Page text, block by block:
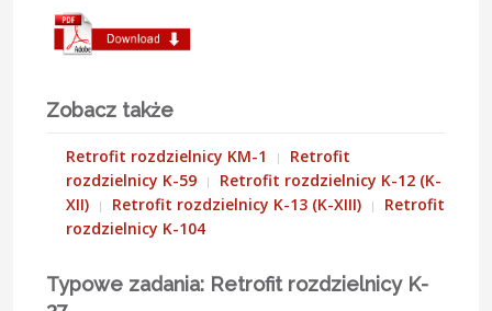
Zobacz także
Retrofit rozdzielnicy KM-1
Retrofit
rozdzielnicy K-59
Retrofit rozdzielnicy K-12 (K-
XII)
Retrofit rozdzielnicy K-13 (K-XIII)
Retrofit
rozdzielnicy K-104
Typowe zadania: Retrofit rozdzielnicy K-